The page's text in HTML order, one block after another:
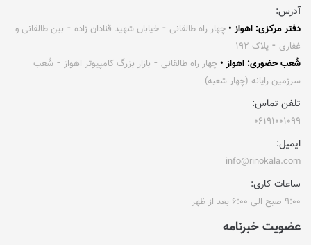
آدرس:
دفتر مرکزی: اهواز • چهار راه طالقانی ⁃ خیابان شهید قنادان زاده ⁃ بین طالقانی و
غفاری ⁃ پلاک ۱۹۲
شُعب حضوری: اهواز • چهار راه طالقانی ⁃ بازار بزرگ کامپیوتر اهواز ⁃ شُعب
سرزمین رایانه (چهار شعبه)
تلفن تماس:
۰۶۱۹۱۰۰۱۰۹۹
ایمیل:
info@rinokala.com
ساعات کاری:
۹:۰۰ صبح الی ۶:۰۰ بعد از ظهر
عضویت خبرنامه